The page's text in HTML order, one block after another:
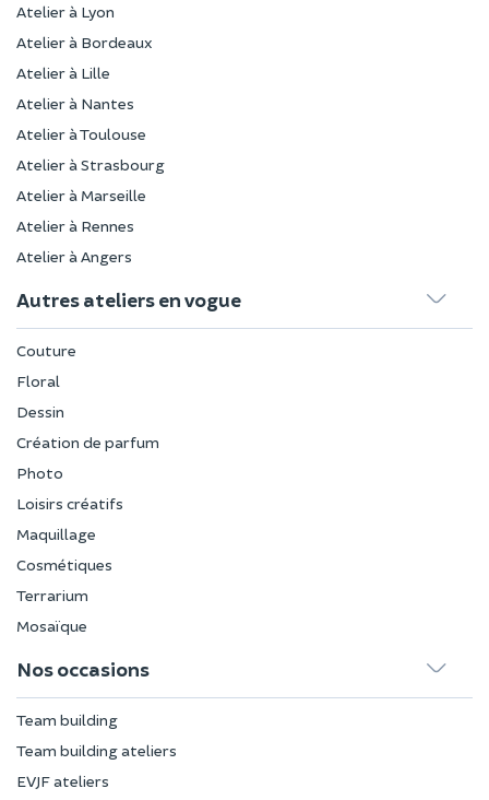
Atelier à Lyon
Atelier à Bordeaux
Atelier à Lille
Atelier à Nantes
Atelier à Toulouse
Atelier à Strasbourg
Atelier à Marseille
Atelier à Rennes
Atelier à Angers
Autres ateliers en vogue
Couture
Floral
Dessin
Création de parfum
Photo
Loisirs créatifs
Maquillage
Cosmétiques
Terrarium
Mosaïque
Nos occasions
Team building
Team building ateliers
EVJF ateliers